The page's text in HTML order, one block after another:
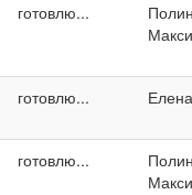
готовлю...
готовлю...
готовлю...